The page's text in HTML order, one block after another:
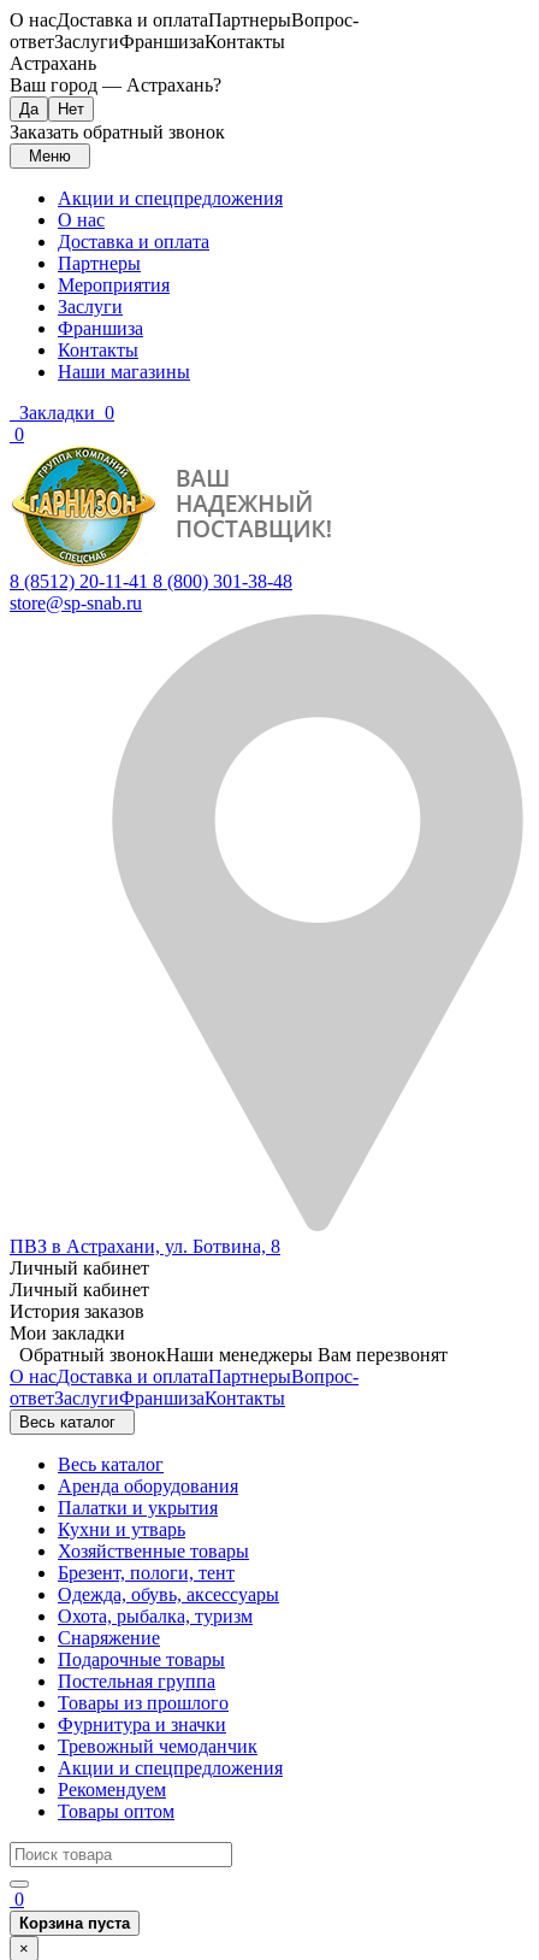
О насДоставка и оплатаПартнерыВопрос-
ответЗаслугиФраншизаКонтакты
Астрахань
Ваш город — Астрахань?
Заказать обратный звонок
Меню
Акции и спецпредложения
О нас
Доставка и оплата
Партнеры
Мероприятия
Заслуги
Франшиза
Контакты
Наши магазины
Закладки 0
0
8 (8512) 20-11-41 8 (800) 301-38-48
store@sp-snab.ru
ПВЗ в Астрахани, ул. Ботвина, 8
Личный кабинет
Личный кабинет
История заказов
Мои закладки
Обратный звонокНаши менеджеры Вам перезвонят
О насДоставка и оплатаПартнерыВопрос-
ответЗаслугиФраншизаКонтакты
Весь каталог
Весь каталог
Аренда оборудования
Палатки и укрытия
Кухни и утварь
Хозяйственные товары
Брезент, пологи, тент
Одежда, обувь, аксессуары
Охота, рыбалка, туризм
Снаряжение
Подарочные товары
Постельная группа
Товары из прошлого
Фурнитура и значки
Тревожный чемоданчик
Акции и спецпредложения
Рекомендуем
Товары оптом
0
Корзина пуста
×